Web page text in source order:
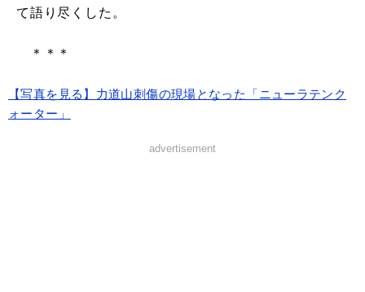
て語り尽くした。
＊＊＊
【写真を見る】力道山刺傷の現場となった「ニューラテンク
ォーター」
advertisement